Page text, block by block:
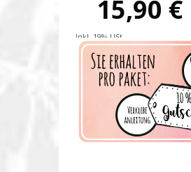
15,90 €
Inkl. 19% USt.
Versandkosten
Produktnummer:ts1164-E
Verfügbarkeit:Auf Lager
Lieferzeit: 1-2 Werktage